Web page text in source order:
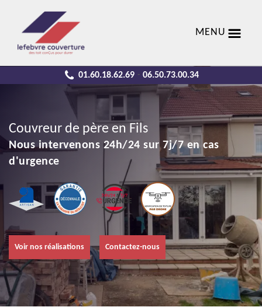
MENU
01.60.18.62.69 - 06.50.73.00.34
Couvreur de père en Fils
Nous intervenons 24h/24 sur 7j/7 en cas
d'urgence
Voir nos réalisations Contactez-nous